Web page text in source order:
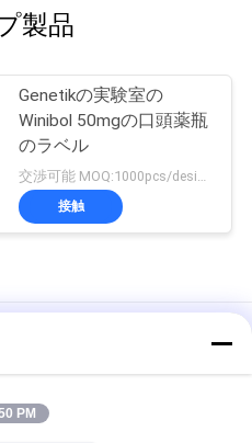
製品
Genetikの実験室の
Winibol 50mgの口頭薬瓶
のラベル
接触
口用ラベル
錠剤
ーカイブ同化カスタマイズされ
PM